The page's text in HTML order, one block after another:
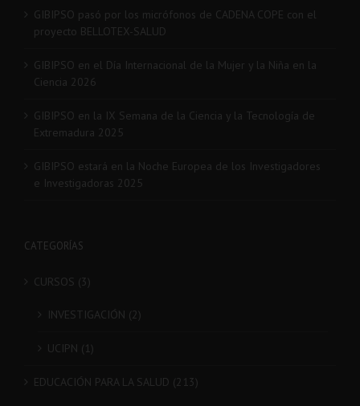
GIBIPSO pasó por los micrófonos de CADENA COPE con el
proyecto BELLOTEX-SALUD
GIBIPSO en el Día Internacional de la Mujer y la Niña en la
Ciencia 2026
GIBIPSO en la IX Semana de la Ciencia y la Tecnología de
Extremadura 2025
GIBIPSO estará en la Noche Europea de los Investigadores
e Investigadoras 2025
CATEGORÍAS
CURSOS (3)
INVESTIGACIÓN (2)
UCIPN (1)
EDUCACIÓN PARA LA SALUD (213)